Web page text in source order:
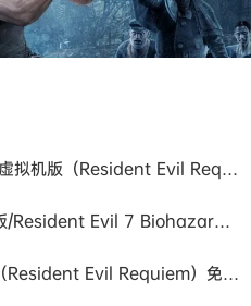
生化危机9：安魂曲-虚拟机版（Resident Evil Requiem HYPERVISOR）免安装中文版
《生化危机7：黄金版/Resident Evil 7 Biohazard》免安装中文版
生化危机9：安魂曲（Resident Evil Requiem）免安装中文版